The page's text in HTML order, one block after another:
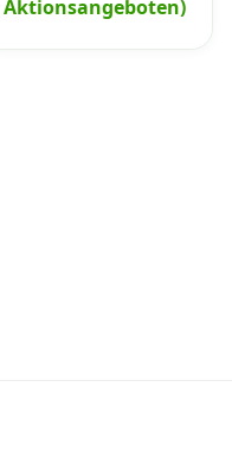
Aktionsangeboten)